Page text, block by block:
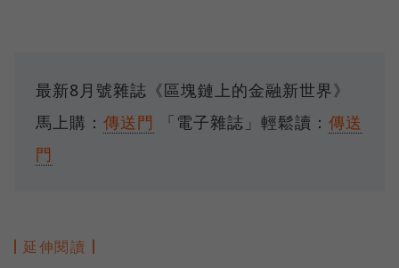
最新8月號雜誌《區塊鏈上的金融新世界》
馬上購： 傳送門 「電子雜誌」輕鬆讀： 傳送
門
延伸閱讀